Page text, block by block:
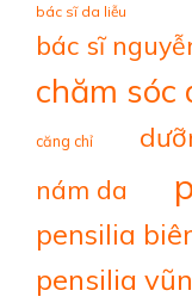
bác sĩ da liễu
bác sĩ
chăm sóc
căng chỉ
nám da
pensilia
pensilia